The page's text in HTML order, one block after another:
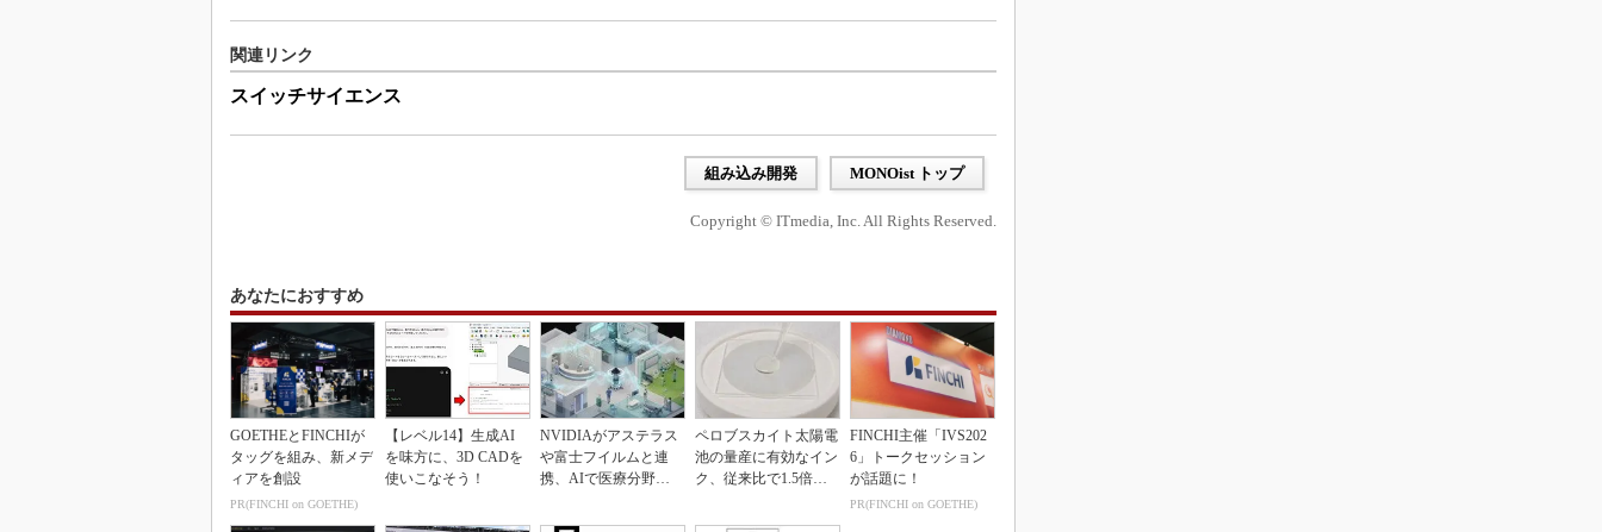
関連リンク
スイッチサイエンス
組み込み開発 MONOist トップ
Copyright © ITmedia, Inc. All Rights Reserved.
あなたにおすすめ
GOETHEとFINCHIが
タッグを組み、新メデ
ィアを創設
PR(FINCHI on GOETHE)
【レベル14】生成AI
を味方に、3D CADを
使いこなそう！
NVIDIAがアステラス
や富士フイルムと連
携、AIで医療分野支
ペロブスカイト太陽電
池の量産に有効なイン
ク、従来比で1.5倍の
FINCHI主催「IVS202
6」トークセッション
が話題に！
PR(FINCHI on GOETHE)